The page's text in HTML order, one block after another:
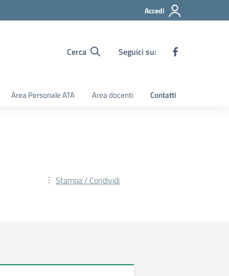
Accedi
Cerca Seguici su:
Area Personale ATA Area docenti Contatti
Stampa / Condividi